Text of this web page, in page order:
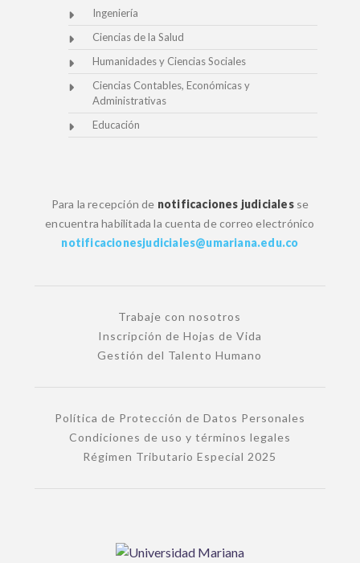
Ingeniería
Ciencias de la Salud
Humanidades y Ciencias Sociales
Ciencias Contables, Económicas y
Administrativas
Educación
Para la recepción de notificaciones judiciales se
encuentra habilitada la cuenta de correo electrónico
notificacionesjudiciales@umariana.edu.co
Trabaje con nosotros
Inscripción de Hojas de Vida
Gestión del Talento Humano
Política de Protección de Datos Personales
Condiciones de uso y términos legales
Régimen Tributario Especial 2025